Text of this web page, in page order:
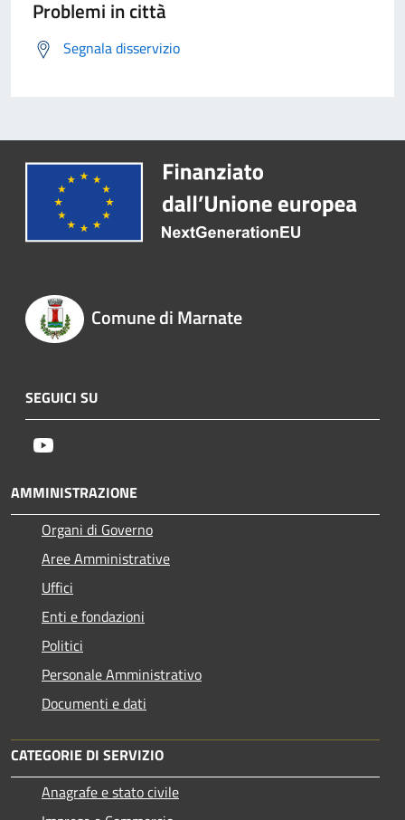
Problemi in città
Segnala disservizio
Comune di Marnate
SEGUICI SU
AMMINISTRAZIONE
Organi di Governo
Aree Amministrative
Uffici
Enti e fondazioni
Politici
Personale Amministrativo
Documenti e dati
CATEGORIE DI SERVIZIO
Anagrafe e stato civile